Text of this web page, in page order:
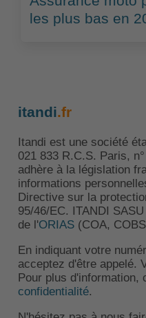
les plus bas en
itandi.fr
Itandi est une société
021 833 R.C.S. Paris,
adhère à la législation
informations
Directive sur la
95/46/EC. ITANDI
de l'ORIAS(COA,
En indiquant votre
acceptez d'être appelé.
Pour plus d'information,
confidentialité.